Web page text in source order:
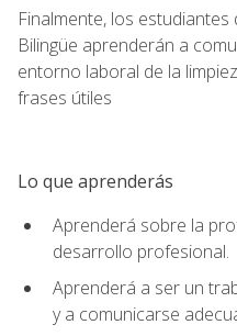
Finalmente, los
Bilingüe aprenderán a
entorno laboral de la
frases útiles
Lo que aprenderás
Aprenderá sobre la
desarrollo profesional.
Aprenderá a ser un
y a comunicarse